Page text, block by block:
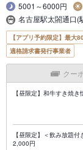
5001～6000円
名古屋駅太閤通口(
【アプリ予約限定】最大
適格請求書発行事業者
クー
【昼限定】和牛すき焼
【昼限定】＜飲み放題
2,000円